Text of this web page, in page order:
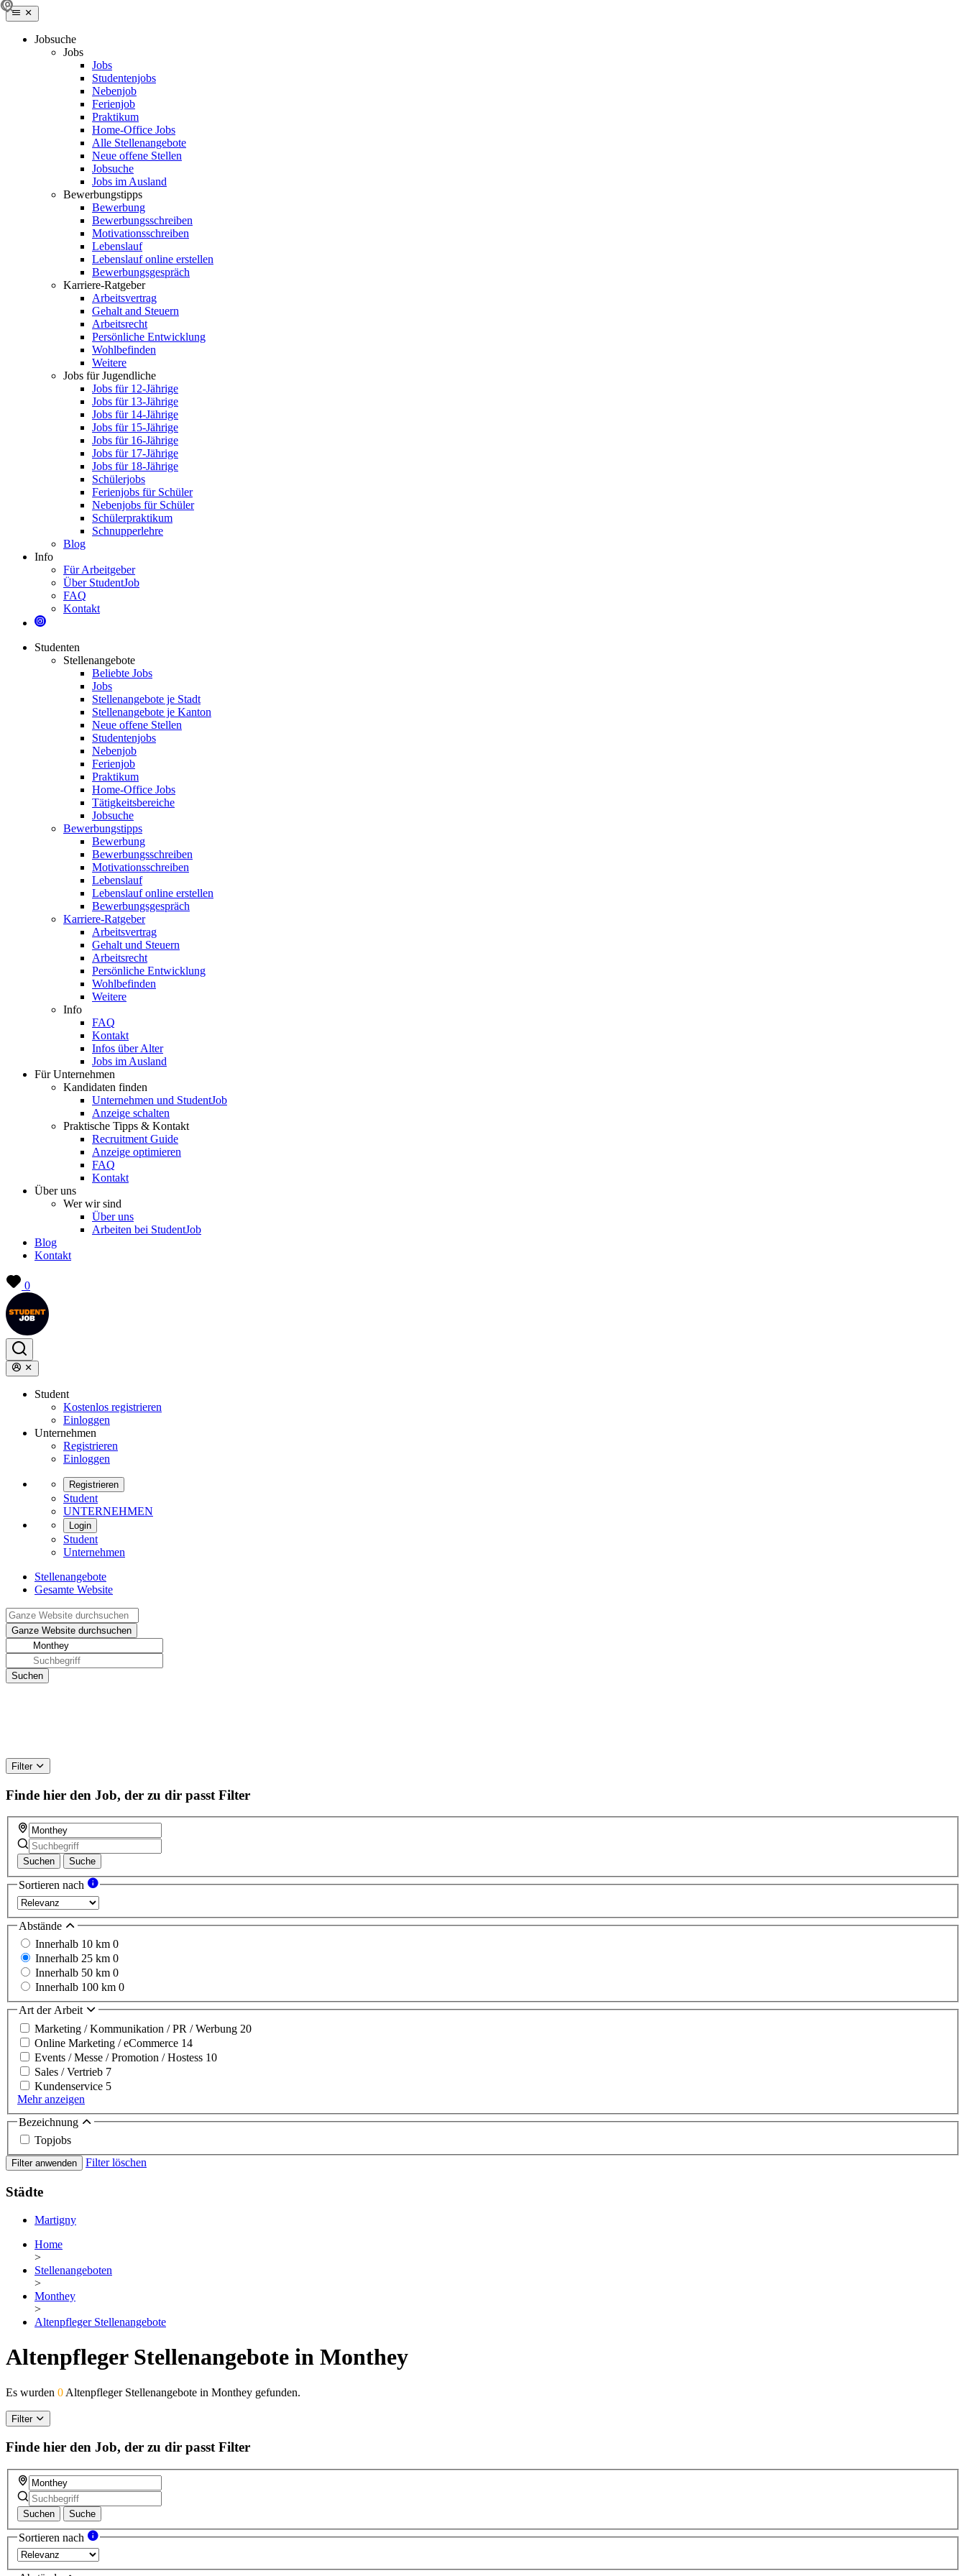
Jobsuche
Jobs
Jobs
Studentenjobs
Nebenjob
Ferienjob
Praktikum
Home-Office Jobs
Alle Stellenangebote
Neue offene Stellen
Jobsuche
Jobs im Ausland
Bewerbungstipps
Bewerbung
Bewerbungsschreiben
Motivationsschreiben
Lebenslauf
Lebenslauf online erstellen
Bewerbungsgespräch
Karriere-Ratgeber
Arbeitsvertrag
Gehalt and Steuern
Arbeitsrecht
Persönliche Entwicklung
Wohlbefinden
Weitere
Jobs für Jugendliche
Jobs für 12-Jährige
Jobs für 13-Jährige
Jobs für 14-Jährige
Jobs für 15-Jährige
Jobs für 16-Jährige
Jobs für 17-Jährige
Jobs für 18-Jährige
Schülerjobs
Ferienjobs für Schüler
Nebenjobs für Schüler
Schülerpraktikum
Schnupperlehre
Blog
Info
Für Arbeitgeber
Über StudentJob
FAQ
Kontakt
Studenten
Stellenangebote
Beliebte Jobs
Jobs
Stellenangebote je Stadt
Stellenangebote je Kanton
Neue offene Stellen
Studentenjobs
Nebenjob
Ferienjob
Praktikum
Home-Office Jobs
Tätigkeitsbereiche
Jobsuche
Bewerbungstipps
Bewerbung
Bewerbungsschreiben
Motivationsschreiben
Lebenslauf
Lebenslauf online erstellen
Bewerbungsgespräch
Karriere-Ratgeber
Arbeitsvertrag
Gehalt und Steuern
Arbeitsrecht
Persönliche Entwicklung
Wohlbefinden
Weitere
Info
FAQ
Kontakt
Infos über Alter
Jobs im Ausland
Für Unternehmen
Kandidaten finden
Unternehmen und StudentJob
Anzeige schalten
Praktische Tipps & Kontakt
Recruitment Guide
Anzeige optimieren
FAQ
Kontakt
Über uns
Wer wir sind
Über uns
Arbeiten bei StudentJob
Blog
Kontakt
0
Student
Kostenlos registrieren
Einloggen
Unternehmen
Registrieren
Einloggen
Registrieren
Student
UNTERNEHMEN
Login
Student
Unternehmen
Stellenangebote
Gesamte Website
Filter
Finde hier den Job, der zu dir passt Filter
Suchen Suche
Sortieren nach
Abstände
Innerhalb 10 km 0
Innerhalb 25 km 0
Innerhalb 50 km 0
Innerhalb 100 km 0
Art der Arbeit
Marketing / Kommunikation / PR / Werbung 20
Online Marketing / eCommerce 14
Events / Messe / Promotion / Hostess 10
Sales / Vertrieb 7
Kundenservice 5
Mehr anzeigen
Bezeichnung
Topjobs
Filter anwenden Filter löschen
Städte
Martigny
Home
>
Stellenangeboten
>
Monthey
>
Altenpfleger Stellenangebote
Altenpfleger Stellenangebote in Monthey
Es wurden 0 Altenpfleger Stellenangebote in Monthey gefunden.
Filter
Finde hier den Job, der zu dir passt Filter
Suchen Suche
Sortieren nach